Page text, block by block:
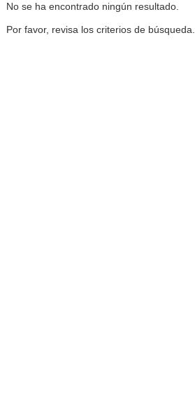
No se ha encontrado ningún resultado.
Por favor, revisa los criterios de búsqueda.